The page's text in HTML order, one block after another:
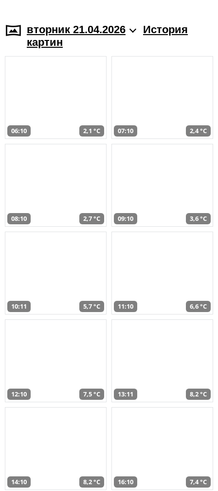
вторник 21.04.2026
История
картин
06:10 2,1 °C 07:10 2,4 °C
08:10 2,7 °C 09:10 3,6 °C
10:11 5,7 °C 11:10 6,6 °C
12:10 7,5 °C 13:11 8,2 °C
14:10 8,2 °C 16:10 7,4 °C